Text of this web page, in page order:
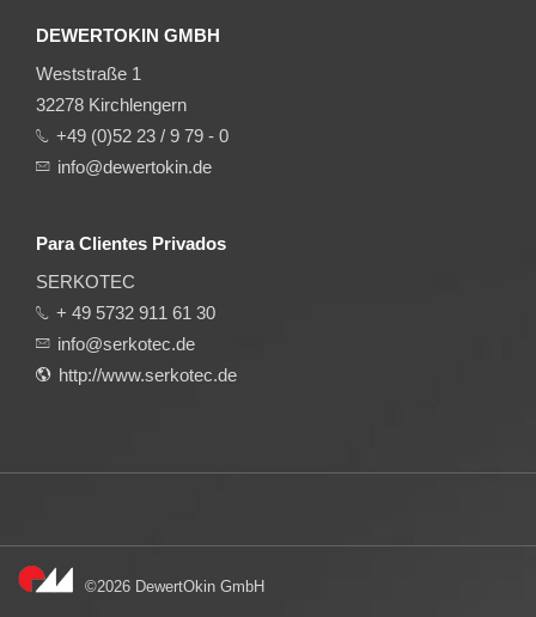
DEWERTOKIN GMBH
Weststraße 1
32278 Kirchlengern
+49 (0)52 23 / 9 79 - 0
info@dewertokin.de
Para Clientes Privados
SERKOTEC
+ 49 5732 911 61 30
info@serkotec.de
http://www.serkotec.de
©2026 DewertOkin GmbH